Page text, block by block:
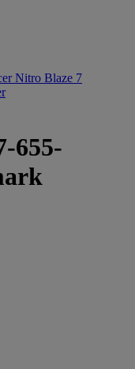
Nitro Blaze 7
655-